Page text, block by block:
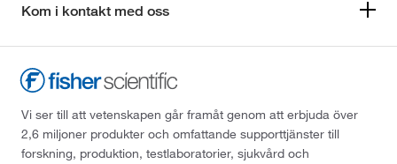
Kom i kontakt med oss
Vi ser till att vetenskapen går framåt genom att erbjuda över
2,6 miljoner produkter och omfattande supporttjänster till
forskning, produktion, testlaboratorier, sjukvård och